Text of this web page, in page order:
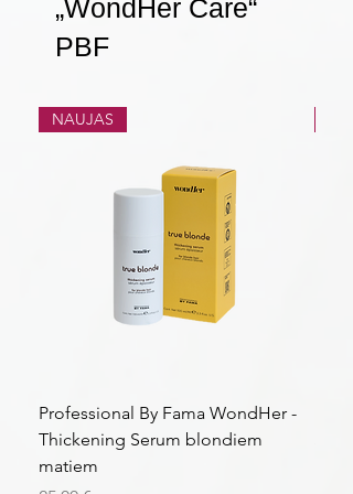
„WondHer Care“
PBF
NAUJAS
Professional By Fama WondHer -
Thickening Serum blondiem
matiem